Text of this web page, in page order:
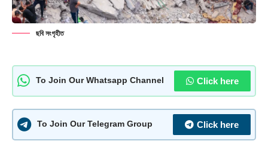
ছবি সংগৃহীত
To Join Our Whatsapp Channel Click here
To Join Our Telegram Group Click here